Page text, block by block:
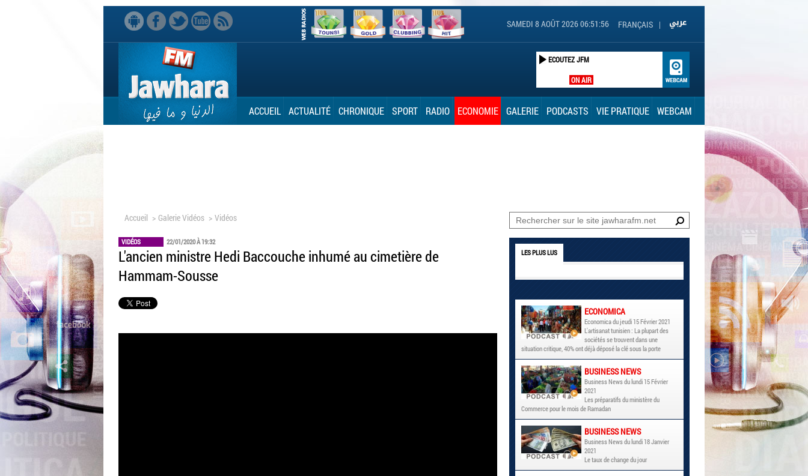
FRANÇAIS |
SAMEDI 8 AOÛT 2026 06:51:57
ON AIR
ECOUTEZ JFM
ACCUEIL ACTUALITÉ CHRONIQUE SPORT RADIO ECONOMIE GALERIE PODCASTS VIE PRATIQUE WEBCAM
Accueil > Galerie Vidéos > Vidéos
VIDÉOS 22/01/2020 À 19:32
L'ancien ministre Hedi Baccouche inhumé au cimetière de
Hammam-Sousse
LES PLUS LUS
ECONOMICA
Economica du jeudi 15 Février 2021
L'artisanat tunisien : La plupart des
sociétés se trouvent dans une
situation critique, 40% ont déjà déposé la clé sous la porte
BUSINESS NEWS
Business News du lundi 15 Février
2021
Les préparatifs du ministère du
Commerce pour le mois de Ramadan
BUSINESS NEWS
Business News du lundi 18 Janvier
2021
Le taux de change du jour